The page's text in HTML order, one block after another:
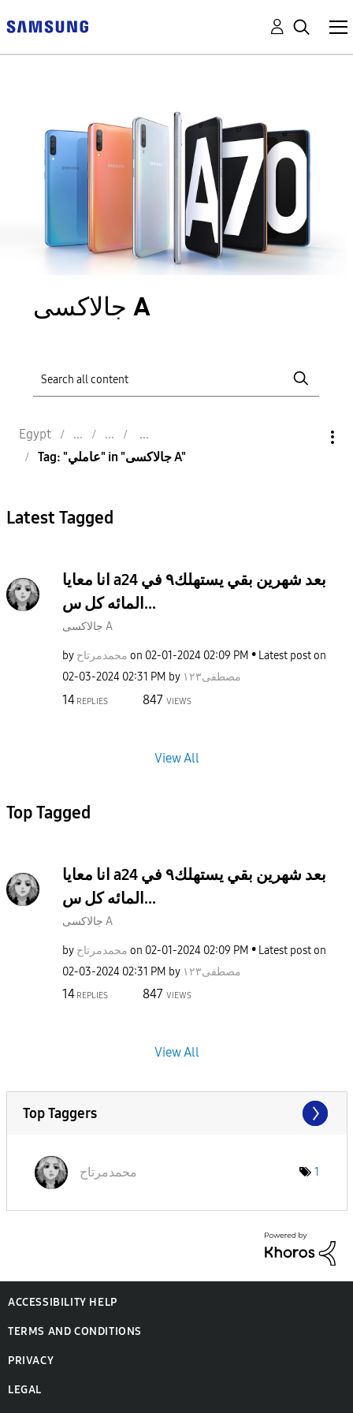
جالاكسى A
Egypt
Tag: "عاملي" in "جالاكسى A"
Latest Tagged
انا معايا a24 بعد شهرين بقي يستهلك٩ في
المائه كل س...
جالاكسى A
by محمدمرتاح on ‎02-01-2024 02:09 PM
Latest post on
‎02-03-2024 02:31 PM by مصطفى١٢٣
14 REPLIES 847 VIEWS
View All
Top Tagged
انا معايا a24 بعد شهرين بقي يستهلك٩ في
المائه كل س...
جالاكسى A
by محمدمرتاح on ‎02-01-2024 02:09 PM
Latest post on
‎02-03-2024 02:31 PM by مصطفى١٢٣
14 REPLIES 847 VIEWS
View All
Top Taggers
محمدمرتاح 1
ACCESSIBILITY HELP
TERMS AND CONDITIONS
PRIVACY
LEGAL